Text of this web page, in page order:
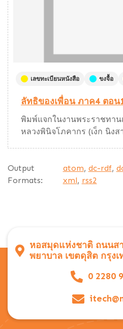
เลขทะเบียนหนังสือ ขงจื้อ
ลัทธิของเพื่อน ภาค4 ตอน
พิมพ์แจกในงานพระราชทาน
หลวงพินิจโภคากร (เง็ก นิง
Output
Formats:
atom, dc-rdf,
xml, rss2
หอสมุดแห่งชาติ ถนนส
พยาบาล เขตดุสิต กรุงเ
0 2280